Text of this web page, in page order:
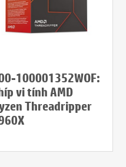
100001352WOF:
vi tính AMD
Threadripper